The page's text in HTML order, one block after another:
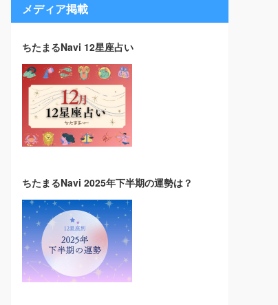
メディア掲載
ちたまるNavi 12星座占い
ちたまるNavi 2025年下半期の運勢は？